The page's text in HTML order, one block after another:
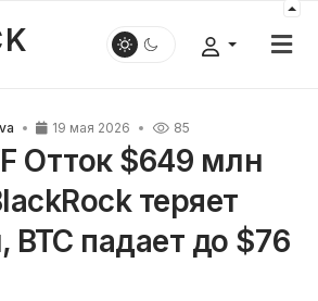
19 мая 2026 85
Отток $649 млн
теряет
падает до $76